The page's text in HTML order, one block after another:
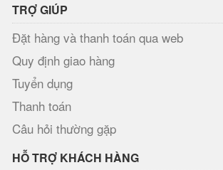
TRỢ GIÚP
Đặt hàng và thanh toán qua web
Quy định giao hàng
Tuyển dụng
Thanh toán
Câu hỏi thường gặp
HỖ TRỢ KHÁCH HÀNG